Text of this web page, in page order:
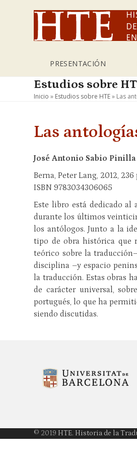
PRESENTACIÓN
Estudios sobre
Inicio » Estudios sobre HTE» Las
Las
José Antonio Sabio
Berna, Peter Lang, 2012, 236
ISBN 9783034306065
Este libro está dedicado al
durante los últimos
los antólogos. Junto a la
tipo de obra histórica que
teórico sobre la
disciplina –y espacio
la traducción. Estas obras
de carácter universal,
portugués, lo que ha
siendo discutidas.
© 2019 HTE. Historia de la